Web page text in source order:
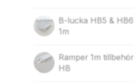
B-lucka HB5 & HB6
1m
Ramper 1m tillbehör
HB